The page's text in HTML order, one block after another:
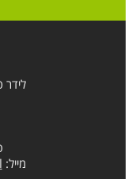
לידר סיני 2022
מייל: